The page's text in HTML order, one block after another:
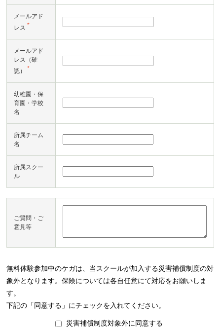
メールアド
レス *
メールアド
レス（確
認） *
幼稚園・保
育園・学校
名
所属チーム
名
所属スクー
ル
ご質問・ご
意見等
無料体験参加中のケガは、当スクールが加入する災害補償制度の対
象外となります。保険については各自任意にて対応をお願いしま
す。
下記の「同意する」にチェックを入れてください。
災害補償制度対象外に同意する